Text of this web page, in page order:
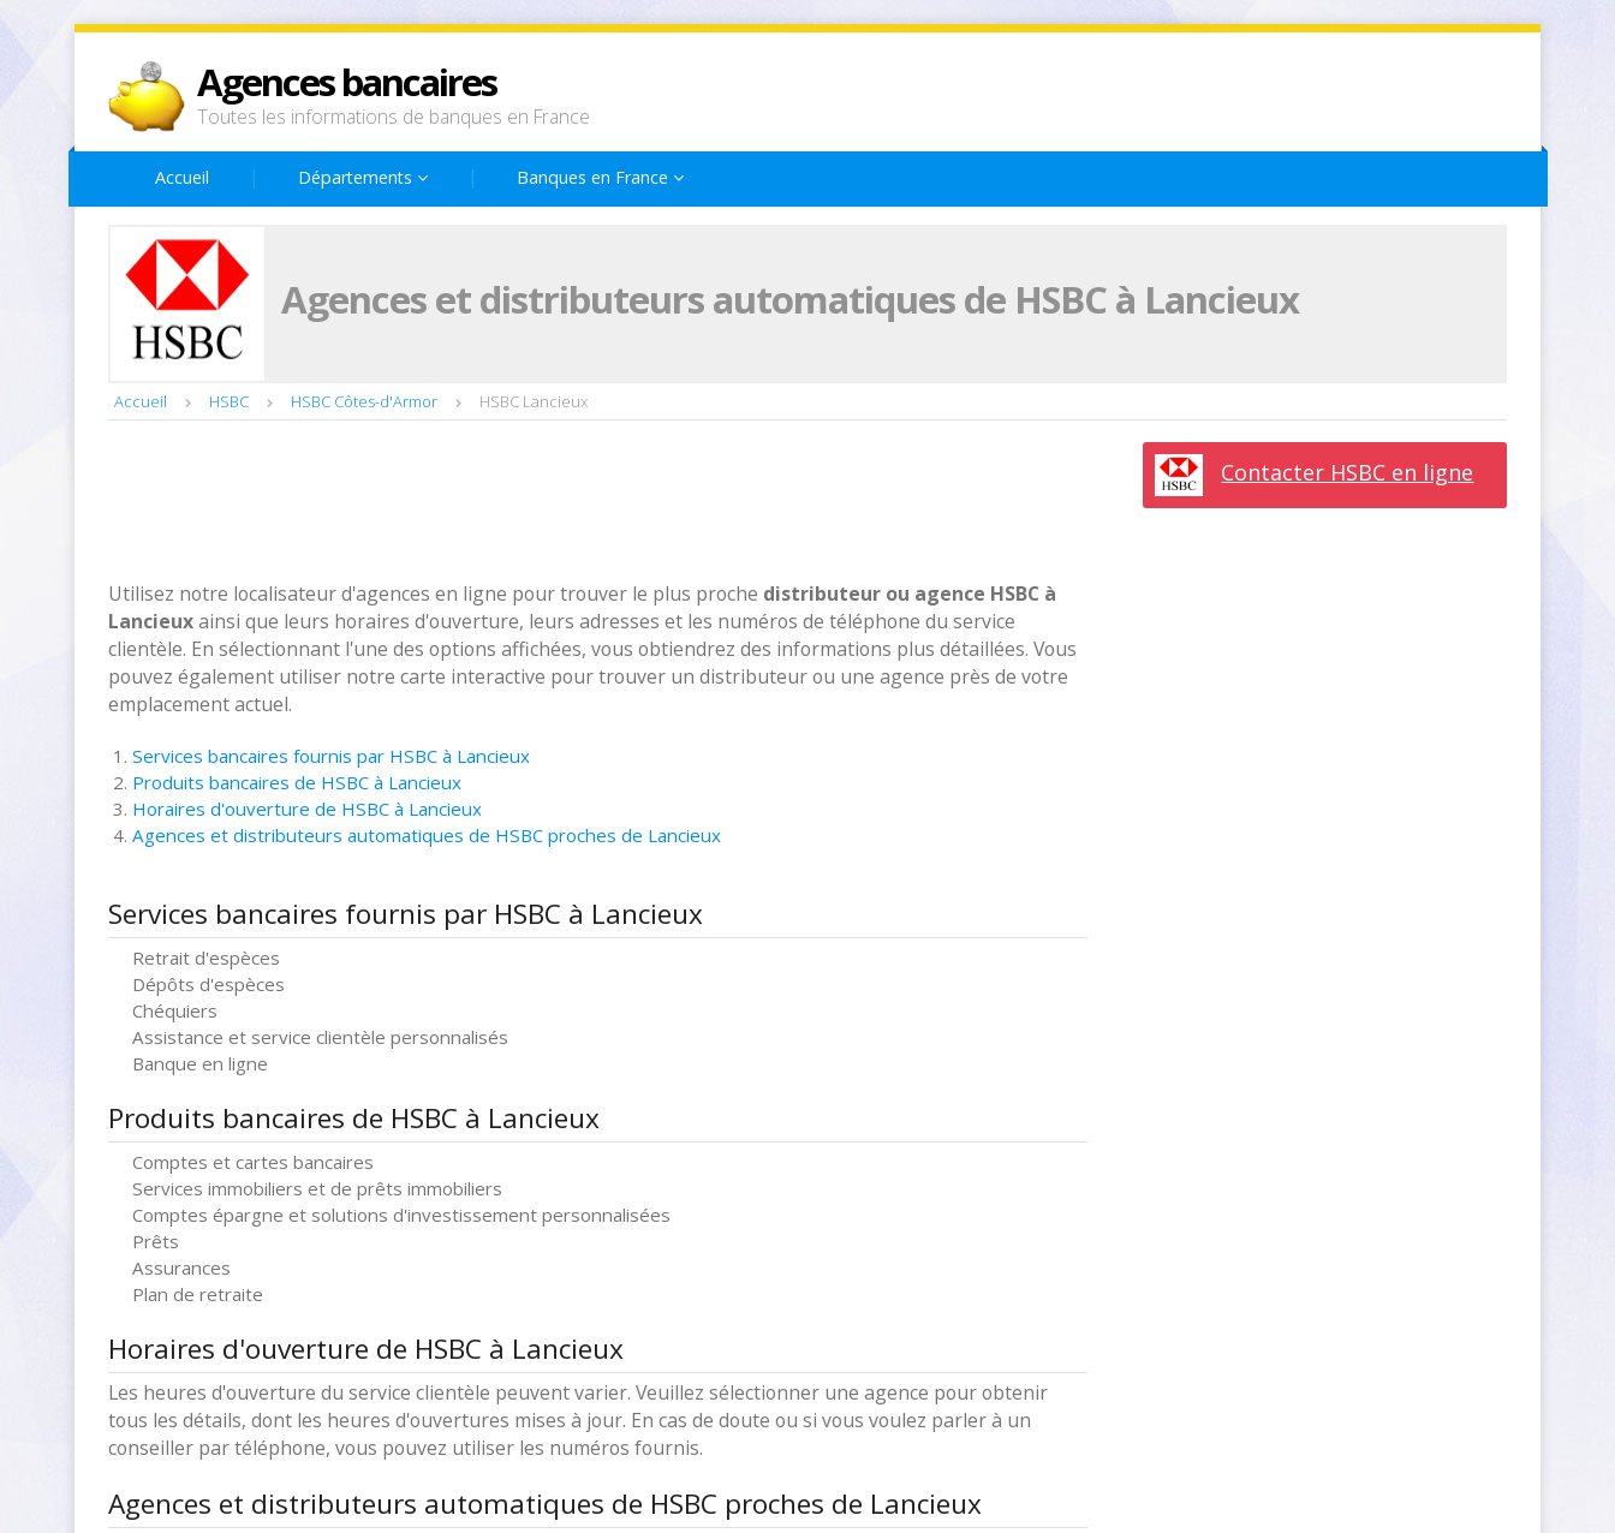
Agences bancaires
Toutes les informations de banques en France
Accueil Départements Banques en France
Agences et distributeurs automatiques de HSBC à Lancieux
Accueil HSBC HSBC Côtes-d'Armor HSBC Lancieux
Utilisez notre localisateur d'agences en ligne pour trouver le plus proche distributeur ou agence HSBC à
Lancieuxainsi que leurs horaires d'ouverture, leurs adresses et les numéros de téléphone du service
clientèle. En sélectionnant l'une des options affichées, vous obtiendrez des informations plus détaillées. Vous
pouvez également utiliser notre carte interactive pour trouver un distributeur ou une agence près de votre
emplacement actuel.
Services bancaires fournis par HSBC à Lancieux
Produits bancaires de HSBC à Lancieux
Horaires d'ouverture de HSBC à Lancieux
Agences et distributeurs automatiques de HSBC proches de Lancieux
Services bancaires fournis par HSBC à Lancieux
Retrait d'espèces
Dépôts d'espèces
Chéquiers
Assistance et service clientèle personnalisés
Banque en ligne
Produits bancaires de HSBC à Lancieux
Comptes et cartes bancaires
Services immobiliers et de prêts immobiliers
Comptes épargne et solutions d'investissement personnalisées
Prêts
Assurances
Plan de retraite
Horaires d'ouverture de HSBC à Lancieux
Les heures d'ouverture du service clientèle peuvent varier. Veuillez sélectionner une agence pour obtenir
tous les détails, dont les heures d'ouvertures mises à jour. En cas de doute ou si vous voulez parler à un
conseiller par téléphone, vous pouvez utiliser les numéros fournis.
Agences et distributeurs automatiques de HSBC proches de Lancieux
Contacter HSBC en ligne